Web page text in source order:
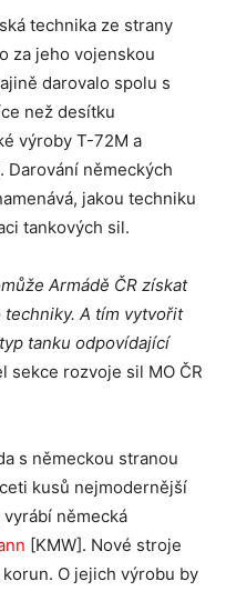
technika ze strany
za jeho vojenskou
darovalo spolu s
než desítku
výroby T-72M a
Darování německých
jakou techniku
tankových sil.
Armádě ČR získat
A tím vytvořit
tanku odpovídající
sekce rozvoje sil MO ČR
s německou stranou
kusů nejmodernější
vyrábí německá
[KMW]. Nové stroje
O jejich výrobu by